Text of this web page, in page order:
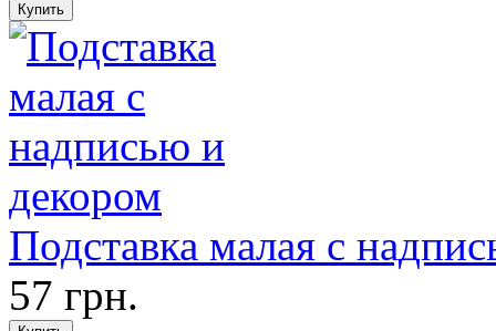
Подставка малая с
57 грн.